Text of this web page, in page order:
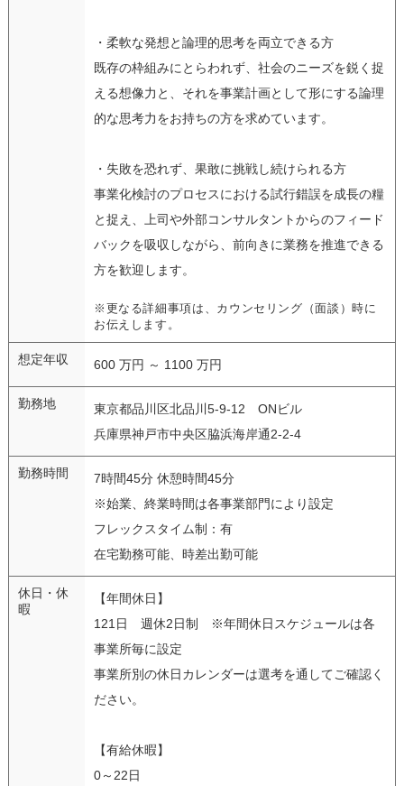
・柔軟な発想と論理的思考を両立できる方
既存の枠組みにとらわれず、社会のニーズを鋭く捉
える想像力と、それを事業計画として形にする論理
的な思考力をお持ちの方を求めています。
・失敗を恐れず、果敢に挑戦し続けられる方
事業化検討のプロセスにおける試行錯誤を成長の糧
と捉え、上司や外部コンサルタントからのフィード
バックを吸収しながら、前向きに業務を推進できる
方を歓迎します。
※更なる詳細事項は、カウンセリング（面談）時に
お伝えします。
想定年収 600 万円 ～ 1100 万円
勤務地
東京都品川区北品川5-9-12 ONビル
兵庫県神戸市中央区脇浜海岸通2-2-4
勤務時間
7時間45分 休憩時間45分
※始業、終業時間は各事業部門により設定
フレックスタイム制：有
在宅勤務可能、時差出勤可能
休日・休
暇
【年間休日】
121日 週休2日制 ※年間休日スケジュールは各
事業所毎に設定
事業所別の休日カレンダーは選考を通してご確認く
ださい。
【有給休暇】
0～22日